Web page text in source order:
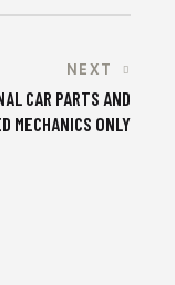
NEXT
CAR PARTS AND
MECHANICS ONLY